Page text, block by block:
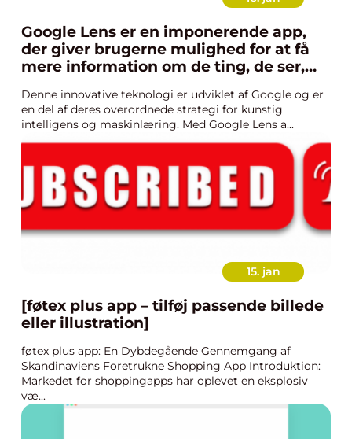
Google Lens er en imponerende app,
der giver brugerne mulighed for at få
mere information om de ting, de ser,
smartphone
Denne innovative teknologi er udviklet af Google og er
en del af deres overordnede strategi for kunstig
intelligens og maskinlæring. Med Google Lens a...
15. jan
[føtex plus app – tilføj passende billede
eller illustration]
føtex plus app: En Dybdegående Gennemgang af
Skandinaviens Foretrukne Shopping App Introduktion:
Markedet for shoppingapps har oplevet en eksplosiv
væ...